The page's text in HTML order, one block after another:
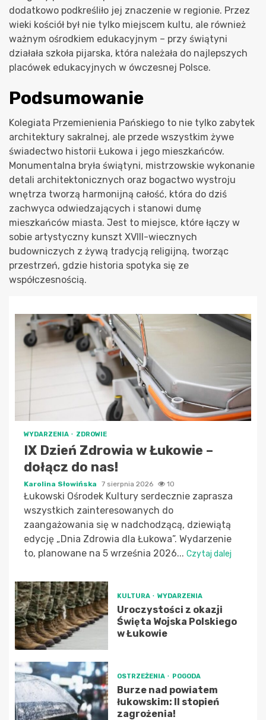
dodatkowo podkreśliło jej znaczenie w regionie. Przez
wieki kościół był nie tylko miejscem kultu, ale również
ważnym ośrodkiem edukacyjnym – przy świątyni
działała szkoła pijarska, która należała do najlepszych
placówek edukacyjnych w ówczesnej Polsce.
Podsumowanie
Kolegiata Przemienienia Pańskiego to nie tylko zabytek
architektury sakralnej, ale przede wszystkim żywe
świadectwo historii Łukowa i jego mieszkańców.
Monumentalna bryła świątyni, mistrzowskie wykonanie
detali architektonicznych oraz bogactwo wystroju
wnętrza tworzą harmonijną całość, która do dziś
zachwyca odwiedzających i stanowi dumę
mieszkańców miasta. Jest to miejsce, które łączy w
sobie artystyczny kunszt XVIII-wiecznych
budowniczych z żywą tradycją religijną, tworząc
przestrzeń, gdzie historia spotyka się ze
współczesnością.
WYDARZENIA ZDROWIE
IX Dzień Zdrowia w Łukowie –
dołącz do nas!
Karolina Słowińska 7 sierpnia 2026 10
Łukowski Ośrodek Kultury serdecznie zaprasza
wszystkich zainteresowanych do
zaangażowania się w nadchodzącą, dziewiątą
edycję „Dnia Zdrowia dla Łukowa”. Wydarzenie
to, planowane na 5 września 2026... Czytaj dalej
KULTURA WYDARZENIA
Uroczystości z okazji
Święta Wojska Polskiego
w Łukowie
OSTRZEŻENIA POGODA
Burze nad powiatem
łukowskim: II stopień
zagrożenia!